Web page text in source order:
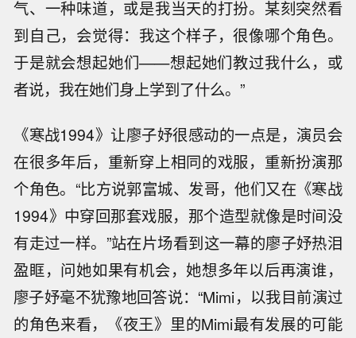
气、一种味道，或是我当天的打扮。某刻突然看
到自己，会觉得：我这个样子，很像哪个角色。
于是就会想起她们——想起她们教过我什么，或
者说，我在她们身上学到了什么。”
《寒战1994》让廖子妤很感动的一点是，演员会
在很多年后，重新穿上相同的戏服，重新扮演那
个角色。“比方说郭富城、发哥，他们又在《寒战
1994》中穿回那套戏服，那个造型就像是时间没
有走过一样。”站在片场看到这一幕的廖子妤热泪
盈眶，问她如果有机会，她想多年以后再演谁，
廖子妤毫不犹豫地回答说：“Mimi，以我目前演过
的角色来看，《夜王》里的Mimi最有发展的可能